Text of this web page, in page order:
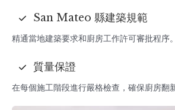
San Mateo 縣建築規範
精通當地建築要求和廚房工作許可審批程序。
質量保證
在每個施工階段進行嚴格檢查，確保廚房翻